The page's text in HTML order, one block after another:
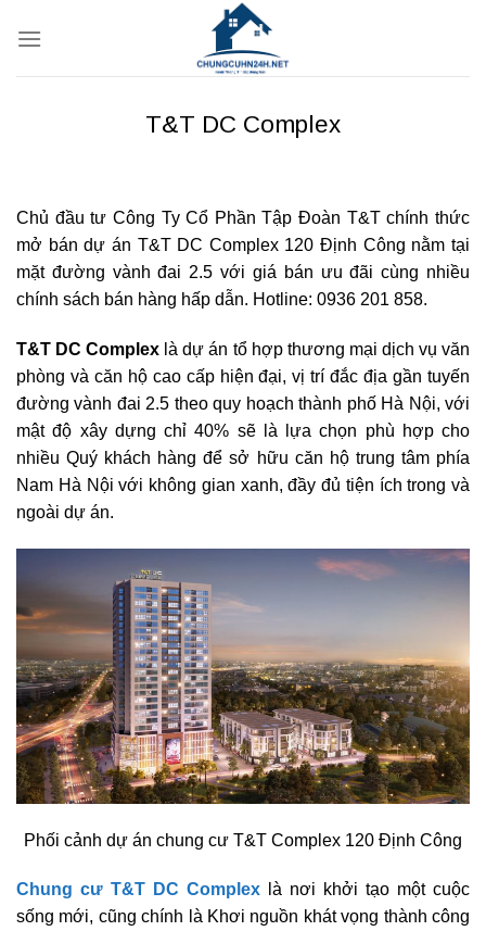
qua
T&T DC Complex
Chủ đầu tư Công Ty Cổ Phần Tập Đoàn T&T chính thức
mở bán dự án T&T DC Complex 120 Định Công nằm tại
mặt đường vành đai 2.5 với giá bán ưu đãi cùng nhiều
chính sách bán hàng hấp dẫn. Hotline: 0936 201 858.
T&T DC Complex là dự án tổ hợp thương mại dịch vụ văn
phòng và căn hộ cao cấp hiện đại, vị trí đắc địa gần tuyến
đường vành đai 2.5 theo quy hoạch thành phố Hà Nội, với
mật độ xây dựng chỉ 40% sẽ là lựa chọn phù hợp cho
nhiều Quý khách hàng để sở hữu căn hộ trung tâm phía
Nam Hà Nội với không gian xanh, đầy đủ tiện ích trong và
ngoài dự án.
Phối cảnh dự án chung cư T&T Complex 120 Định Công
Chung cư T&T DC Complex là nơi khởi tạo một cuộc
sống mới, cũng chính là Khơi nguồn khát vọng thành công